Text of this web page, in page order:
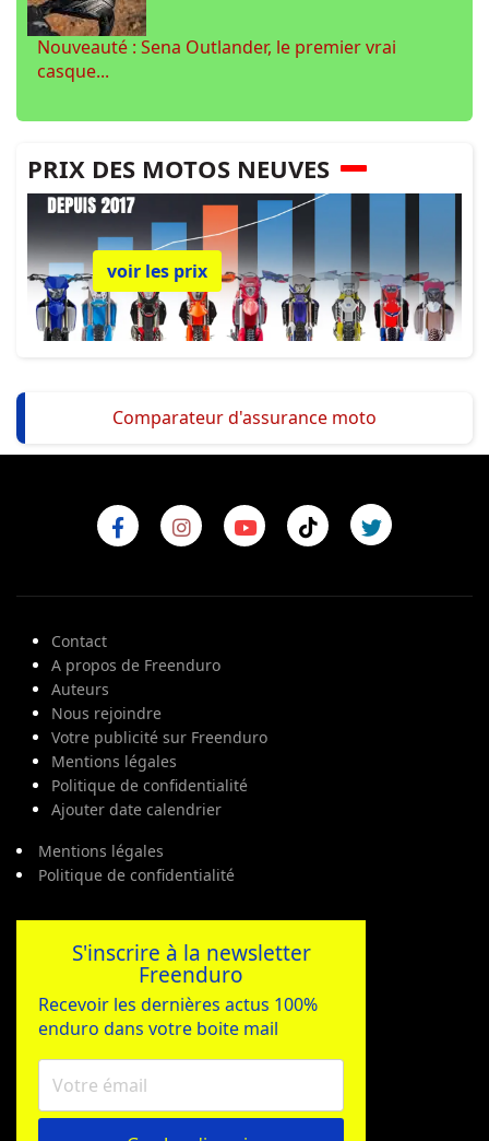
Nouveauté : Sena Outlander, le premier vrai
casque...
PRIX DES MOTOS NEUVES
voir les prix
Comparateur d'assurance moto
Contact
A propos de Freenduro
Auteurs
Nous rejoindre
Votre publicité sur Freenduro
Mentions légales
Politique de confidentialité
Ajouter date calendrier
Mentions légales
Politique de confidentialité
S'inscrire à la newsletter
Freenduro
Recevoir les dernières actus 100%
enduro dans votre boite mail